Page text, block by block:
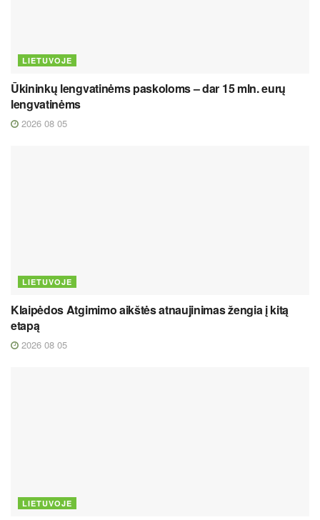
LIETUVOJE
Ūkininkų lengvatinėms paskoloms – dar 15 mln. eurų
lengvatinėms
2026 08 05
LIETUVOJE
Klaipėdos Atgimimo aikštės atnaujinimas žengia į kitą
etapą
2026 08 05
LIETUVOJE